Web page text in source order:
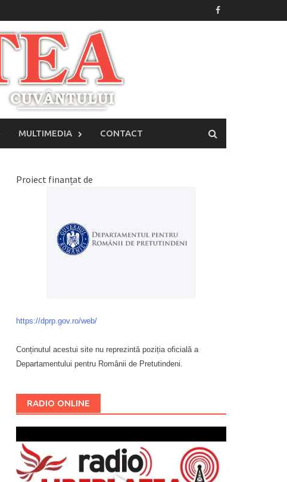
MULTIMEDIA CONTACT
Proiect finanțat de
https://dprp.gov.ro/web/
Conținutul acestui site nu reprezintă poziția oficială a
Departamentului pentru Românii de Pretutindeni.
RADIO ONLINE